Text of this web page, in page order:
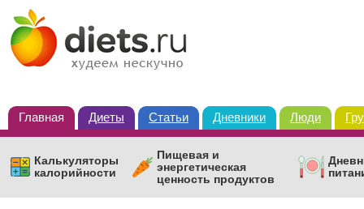
Главная Диеты Статьи Дневники Люди
Калькуляторы
калорийности
Пищевая и
энергетическая
ценность продуктов